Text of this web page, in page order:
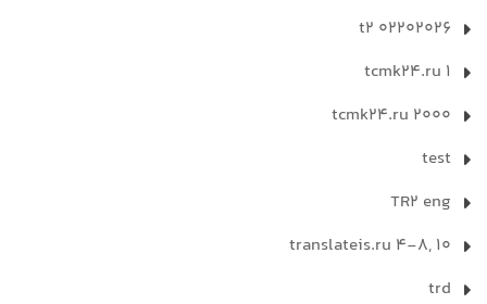
t2 02202026
tcmk24.ru 1
tcmk24.ru 2000
test
TR2 eng
translateis.ru 4-8, 10
trd